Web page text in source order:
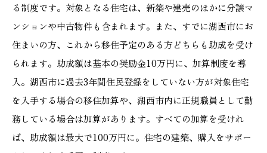
る制度です。対象となる住宅は、新築や建売のほかに分譲マ
ンションや中古物件も含まれます。また、すでに湖西市にお
住まいの方、これから移住予定のある方どちらも助成を受け
られます。助成額は基本の奨励金10万円に、加算制度を導
入。湖西市に過去3年間住民登録をしていない方が対象住宅
を入手する場合の移住加算や、湖西市内に正規職員として勤
務している場合は加算があります。すべての加算を受けれ
ば、助成額は最大で100万円に。住宅の建築、購入をサポー